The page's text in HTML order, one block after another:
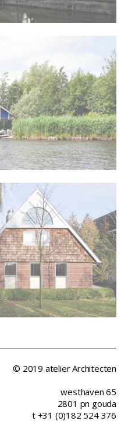
© 2019 atelier Architecten
westhaven 65
2801 pn gouda
t +31 (0)182 524 376